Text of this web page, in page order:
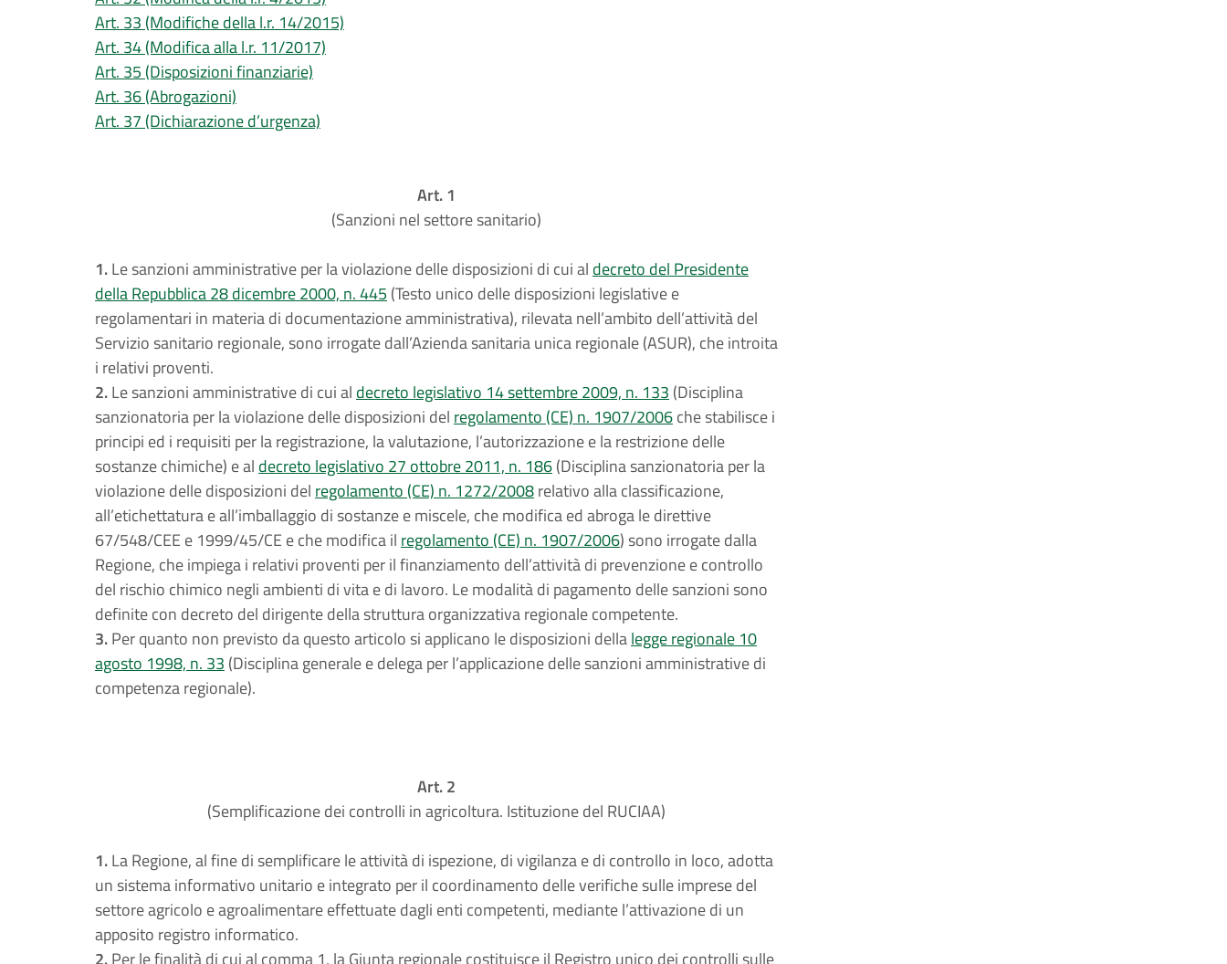
Art. 33 (Modifiche della l.r. 14/2015)
Art. 34 (Modifica alla l.r. 11/2017)
Art. 35 (Disposizioni finanziarie)
Art. 36 (Abrogazioni)
Art. 37 (Dichiarazione d’urgenza)
Art. 1
(Sanzioni nel settore sanitario)
1.Le sanzioni amministrative per la violazione delle disposizioni di cui al decreto del Presidente
della Repubblica 28 dicembre 2000, n. 445 (Testo unico delle disposizioni legislative e
regolamentari in materia di documentazione amministrativa), rilevata nell’ambito dell’attività del
Servizio sanitario regionale, sono irrogate dall’Azienda sanitaria unica regionale (ASUR), che introita
i relativi proventi.
2.Le sanzioni amministrative di cui al decreto legislativo 14 settembre 2009, n. 133 (Disciplina
sanzionatoria per la violazione delle disposizioni del regolamento (CE) n. 1907/2006che stabilisce i
principi ed i requisiti per la registrazione, la valutazione, l’autorizzazione e la restrizione delle
sostanze chimiche) e al decreto legislativo 27 ottobre 2011, n. 186(Disciplina sanzionatoria per la
violazione delle disposizioni del regolamento (CE) n. 1272/2008relativo alla classificazione,
all’etichettatura e all’imballaggio di sostanze e miscele, che modifica ed abroga le direttive
67/548/CEE e 1999/45/CE e che modifica il regolamento (CE) n. 1907/2006) sono irrogate dalla
Regione, che impiega i relativi proventi per il finanziamento dell’attività di prevenzione e controllo
del rischio chimico negli ambienti di vita e di lavoro. Le modalità di pagamento delle sanzioni sono
definite con decreto del dirigente della struttura organizzativa regionale competente.
3.Per quanto non previsto da questo articolo si applicano le disposizioni dellalegge regionale 10
agosto 1998, n. 33 (Disciplina generale e delega per l’applicazione delle sanzioni amministrative di
competenza regionale).
Art. 2
(Semplificazione dei controlli in agricoltura. Istituzione del RUCIAA)
1.La Regione, al fine di semplificare le attività di ispezione, di vigilanza e di controllo in loco, adotta
un sistema informativo unitario e integrato per il coordinamento delle verifiche sulle imprese del
settore agricolo e agroalimentare effettuate dagli enti competenti, mediante l’attivazione di un
apposito registro informatico.
2.Per le finalità di cui al comma 1, la Giunta regionale costituisce il Registro unico dei controlli sulle